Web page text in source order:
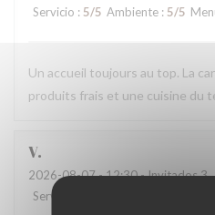
Servicio : 5/5 Ambiente : 5/5
Un accueil toujours au top. La
produits frais et une cuisine du
V
2026-08-07- 12:30 - Invitados 3
Servicio